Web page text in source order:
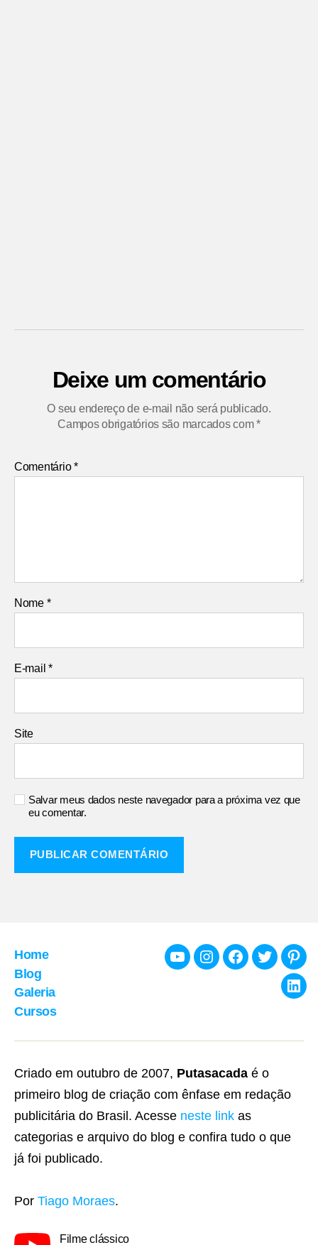
Deixe um comentário
O seu endereço de e-mail não será publicado.
Campos obrigatórios são marcados com*
Comentário*
Nome *
E-mail*
Site
Salvar meus dados neste navegador para a próxima vez que
eu comentar.
Home
Blog
Galeria
Cursos
YoutubeInstagramFacebook
Twitter
Criado em outubro de 2007, Putasacada é o
primeiro blog de criação com ênfase em redação
publicitária do Brasil. Acesse neste link as
categorias e arquivo do blog e confira tudo o que
já foi publicado.
Por Tiago Moraes.
Filme clássico